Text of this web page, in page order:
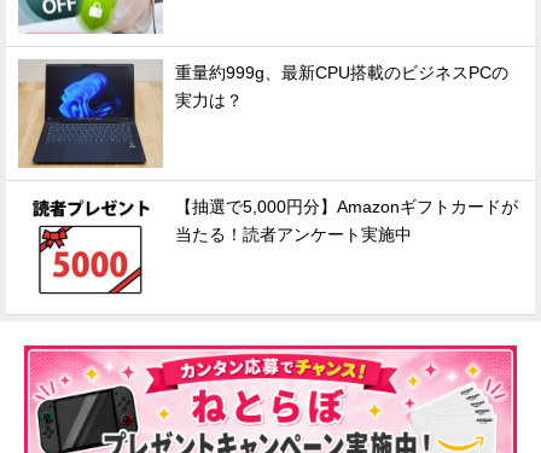
重量約999g、最新CPU搭載のビジネスPCの
実力は？
【抽選で5,000円分】Amazonギフトカードが
当たる！読者アンケート実施中